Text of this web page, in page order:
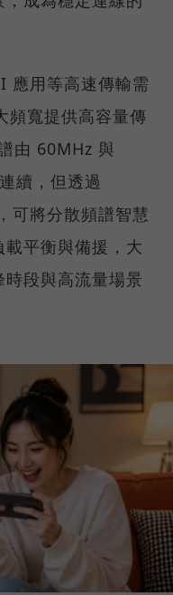
應用等高速傳輸需
頻寬提供高容量傳
由 60MHz 與
續，但透過
可將分散頻譜智慧
平衡與備援，大
段與高流量場景